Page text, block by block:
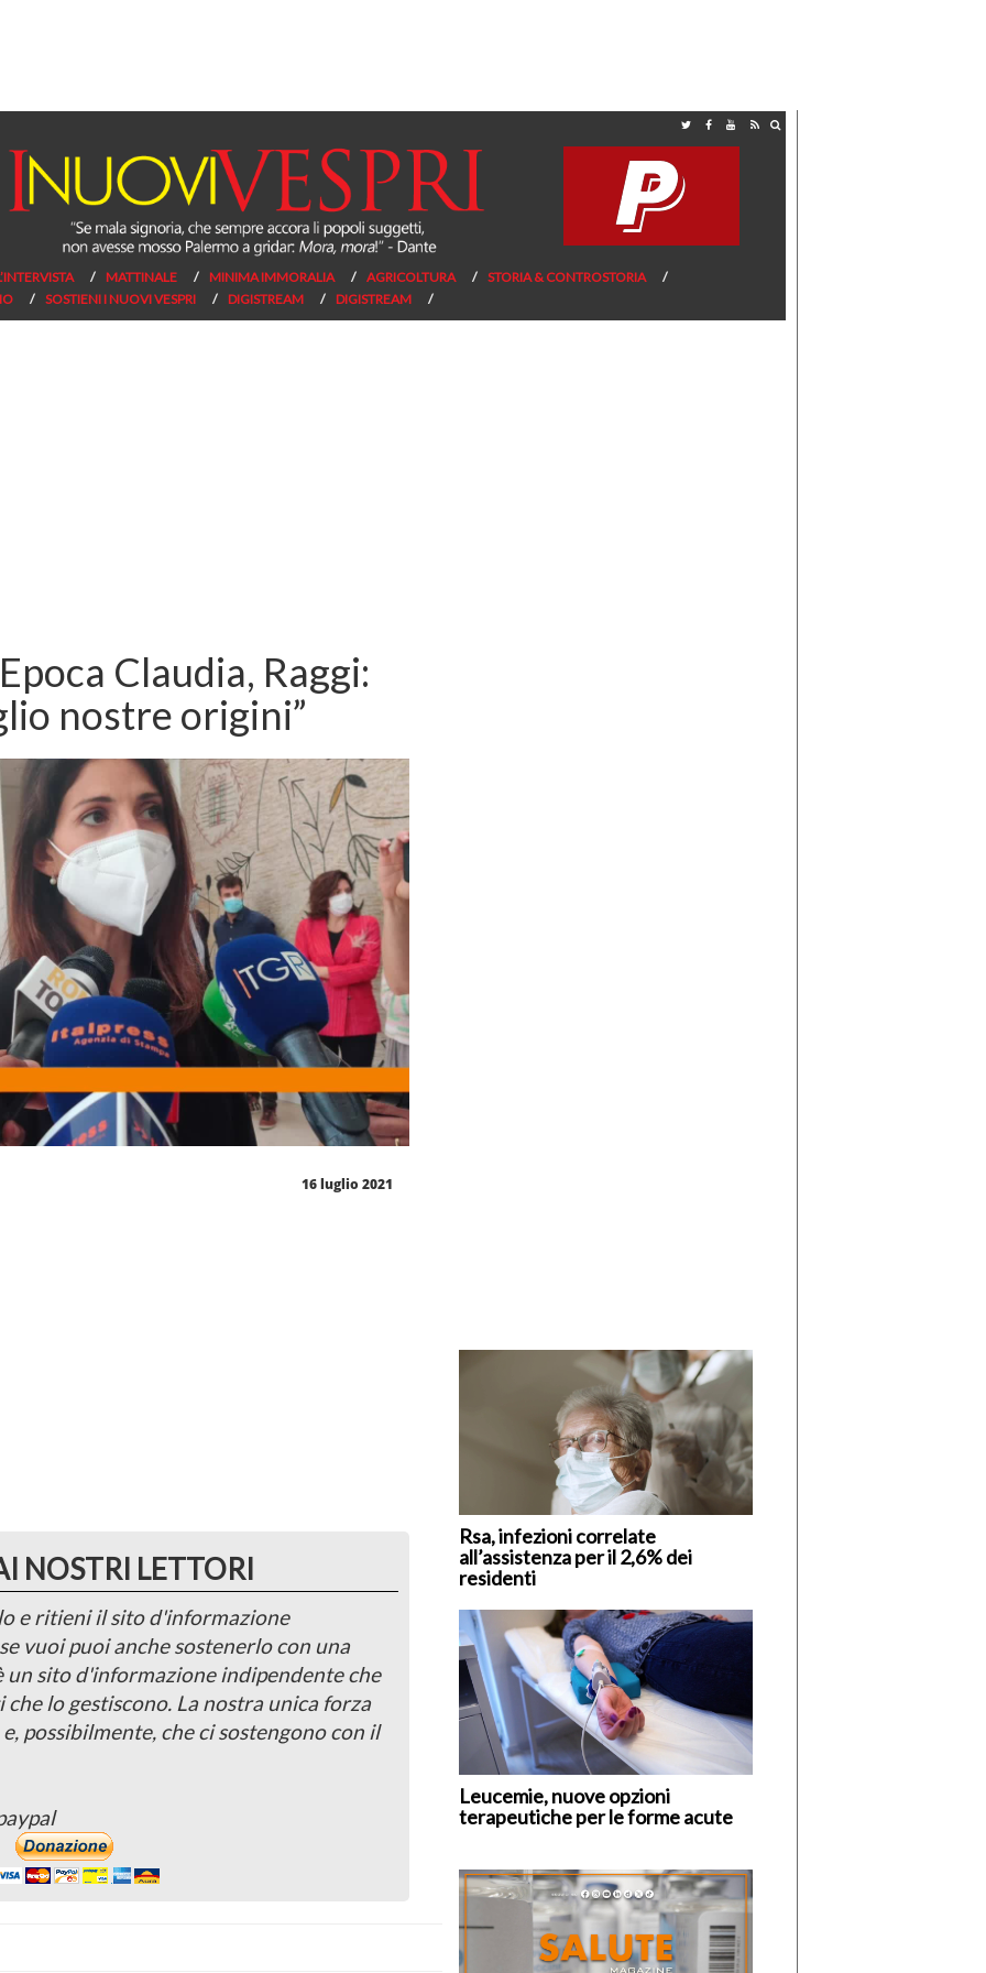
MATTINALE MINIMA IMMORALIA AGRICOLTURA
STORIA & CONTROSTORIA
SOSTIENI I NUOVI VESPRI DIGISTREAM DIGISTREAM
Claudia, Raggi:
nostre origini”
16 luglio 2021
NOSTRI LETTORI
e ritieni il sito d'informazione
vuoi puoi anche sostenerlo con una
sito d'informazione indipendente che
lo gestiscono. La nostra unica forza
possibilmente, che ci sostengono con il
Rsa, infezioni correlate
all’assistenza per il 2,6% dei
residenti
Leucemie, nuove opzioni
terapeutiche per le forme acute